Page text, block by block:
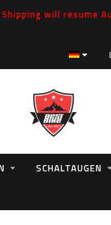
will resume
SCHALTAUGEN